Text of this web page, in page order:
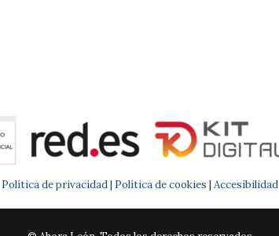
Política de privacidad | Política de cookies | Accesibilidad